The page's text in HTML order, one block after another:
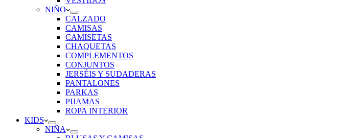
NIÑO
CALZADO
CAMISAS
CAMISETAS
CHAQUETAS
COMPLEMENTOS
CONJUNTOS
JERSÉIS Y SUDADERAS
PANTALONES
PARKAS
PIJAMAS
ROPA INTERIOR
KIDS
NIÑA